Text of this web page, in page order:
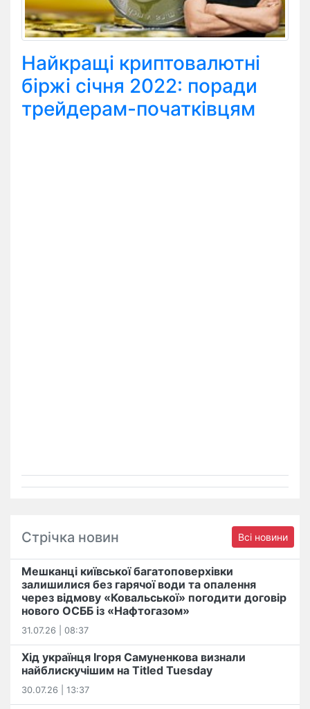
Найкращі криптовалютні
біржі січня 2022: поради
трейдерам-початківцям
Стрічка новин Всі новини
Мешканці київської багатоповерхівки
залишилися без гарячої води та опалення
через відмову «Ковальської» погодити договір
нового ОСББ із «Нафтогазом»
31.07.26 | 08:37
Хід українця Ігоря Самуненкова визнали
найблискучішим на Titled Tuesday
30.07.26 | 13:37